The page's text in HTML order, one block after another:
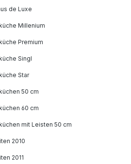
de Luxe
Millenium
Premium
Singl
Star
50 cm
60 cm
mit Leisten 50 cm
2010
2011